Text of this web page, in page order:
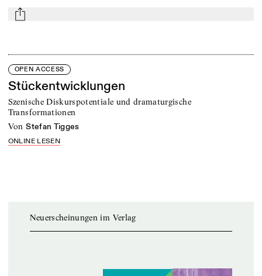
mail
OPEN ACCESS
Stückentwicklungen
Szenische Diskurspotentiale und dramaturgische
Transformationen
von Stefan Tigges
ONLINE LESEN
Neuerscheinungen im Verlag